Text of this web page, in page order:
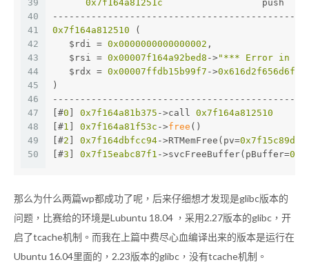
39
40
41
42
43
44
45
46
47
48
49
50
0x7f164a81251c
push
0x7f164a812510 (
   $rdi =
0x0000000000000002 ,
   $rsi =
0x00007f164a92bed8 ->"*** Error in
   $rdx =
0x00007ffdb15b99f7 ->
)
[#0 0x7f164a81b375 ->call 0x7f164a812510
[#1 0x7f164a81f53c ->free ()
[#2 0x7f164dbfcc94->RTMemFree(pv=
[#3 0x7f15eabc87f1 ->svcFreeBuffer(pBuffer=
那么为什么两篇wp都成功了呢，后来仔细想才发现是glibc版本的
问题，比赛给的环境是Lubuntu 18.04 ，采用2.27版本的glibc，开
启了tcache机制。而我在上篇中费尽心血编译出来的版本是运行在
Ubuntu 16.04里面的，2.23版本的glibc，没有tcache机制。